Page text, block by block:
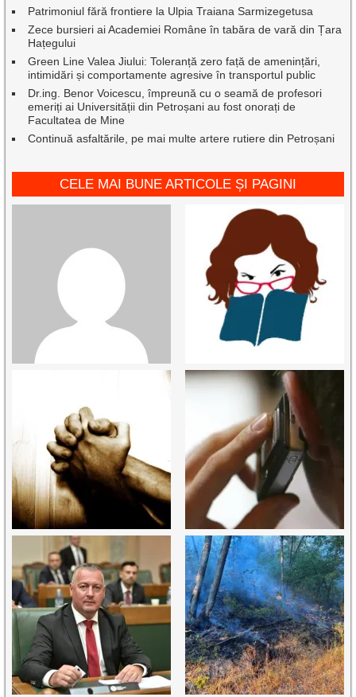
Patrimoniul fără frontiere la Ulpia Traiana Sarmizegetusa
Zece bursieri ai Academiei Române în tabăra de vară din Țara
Hațegului
Green Line Valea Jiului: Toleranță zero față de amenințări,
intimidări și comportamente agresive în transportul public
Dr.ing. Benor Voicescu, împreună cu o seamă de profesori
emeriți ai Universității din Petroșani au fost onorați de
Facultatea de Mine
Continuă asfaltările, pe mai multe artere rutiere din Petroșani
CELE MAI BUNE ARTICOLE ȘI PAGINI